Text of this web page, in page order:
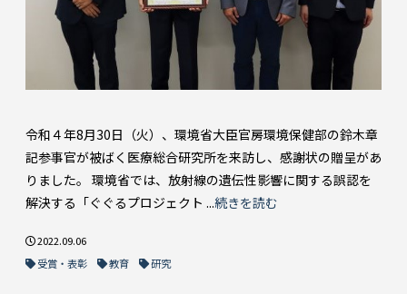
令和４年8月30日（火）、環境省大臣官房環境保健部の鈴木章
記参事官が被ばく医療総合研究所を来訪し、感謝状の贈呈があ
りました。 環境省では、放射線の遺伝性影響に関する誤認を
解決する「ぐぐるプロジェクト ...続きを読む
2022.09.06
受賞・表彰
教育 研究